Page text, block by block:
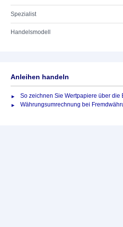
Spezialist
Handelsmodell
Anleihen handeln
So zeichnen Sie Wertpapiere über die
Währungsumrechnung bei